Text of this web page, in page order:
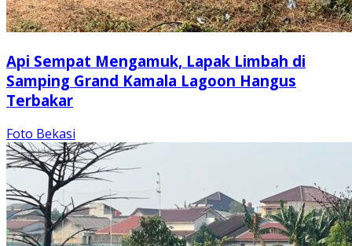
Api Sempat Mengamuk, Lapak Limbah di
Samping Grand Kamala Lagoon Hangus
Terbakar
Foto Bekasi